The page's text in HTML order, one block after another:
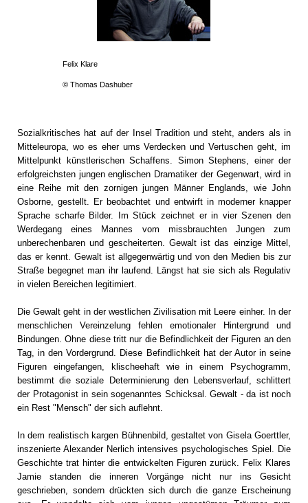
Felix Klare
© Thomas Dashuber
Sozialkritisches hat auf der Insel Tradition und steht, anders als in
Mitteleuropa, wo es eher ums Verdecken und Vertuschen geht, im
Mittelpunkt künstlerischen Schaffens. Simon Stephens, einer der
erfolgreichsten jungen englischen Dramatiker der Gegenwart, wird in
eine Reihe mit den zornigen jungen Männer Englands, wie John
Osborne, gestellt. Er beobachtet und entwirft in moderner knapper
Sprache scharfe Bilder. Im Stück zeichnet er in vier Szenen den
Werdegang eines Mannes vom missbrauchten Jungen zum
unberechenbaren und gescheiterten. Gewalt ist das einzige Mittel,
das er kennt. Gewalt ist allgegenwärtig und von den Medien bis zur
Straße begegnet man ihr laufend. Längst hat sie sich als Regulativ
in vielen Bereichen legitimiert.
Die Gewalt geht in der westlichen Zivilisation mit Leere einher. In der
menschlichen Vereinzelung fehlen emotionaler Hintergrund und
Bindungen. Ohne diese tritt nur die Befindlichkeit der Figuren an den
Tag, in den Vordergrund. Diese Befindlichkeit hat der Autor in seine
Figuren eingefangen, klischeehaft wie in einem Psychogramm,
bestimmt die soziale Determinierung den Lebensverlauf, schlittert
der Protagonist in sein sogenanntes Schicksal. Gewalt - da ist noch
ein Rest "Mensch" der sich auflehnt.
In dem realistisch kargen Bühnenbild, gestaltet von Gisela Goerttler,
inszenierte Alexander Nerlich intensives psychologisches Spiel. Die
Geschichte trat hinter die entwickelten Figuren zurück. Felix Klares
Jamie standen die inneren Vorgänge nicht nur ins Gesicht
geschrieben, sondern drückten sich durch die ganze Erscheinung